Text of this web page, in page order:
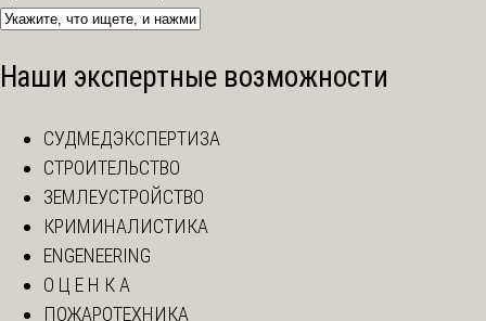
Наши экспертные возможности
СУДМЕДЭКСПЕРТИЗА
СТРОИТЕЛЬСТВО
ЗЕМЛЕУСТРОЙСТВО
КРИМИНАЛИСТИКА
ENGENEERING
О Ц Е Н К А
ПОЖАРОТЕХНИКА